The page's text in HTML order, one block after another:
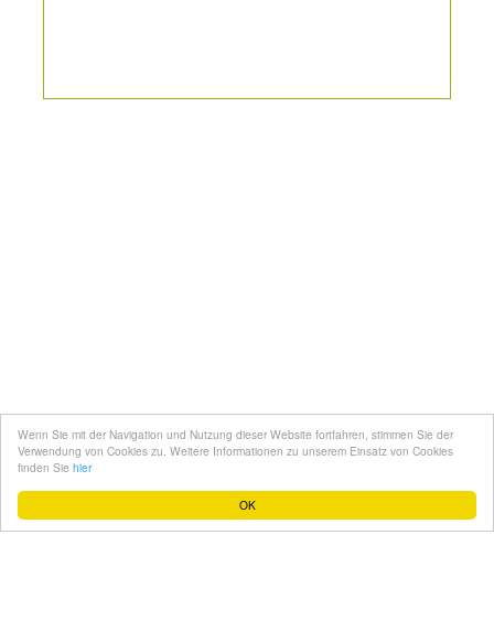
OK
Wenn Sie mit der Navigation und Nutzung dieser Website fortfahren, stimmen Sie der
Verwendung von Cookies zu. Weitere Informationen zu unserem Einsatz von Cookies
finden Sie hier
Topfgucker werden
Über uns
Datenschutz